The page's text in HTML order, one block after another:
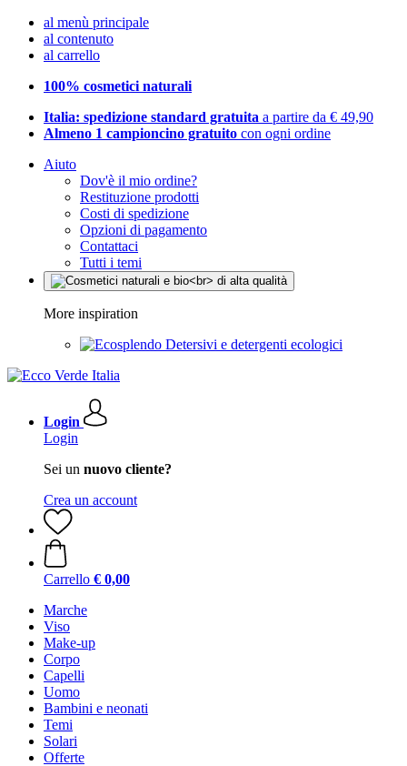
al menù principale
al contenuto
al carrello
100% cosmetici naturali
Italia: spedizione standard gratuita a partire da € 49,90
Almeno 1 campioncino gratuito con ogni ordine
Aiuto
Dov'è il mio ordine?
Restituzione prodotti
Costi di spedizione
Opzioni di pagamento
Contattaci
Tutti i temi
More inspiration
Detersivi e detergenti ecologici
Login
Login
Sei un nuovo cliente?
Crea un account
Carrello € 0,00
Marche
Viso
Make-up
Corpo
Capelli
Uomo
Bambini e neonati
Temi
Solari
Offerte